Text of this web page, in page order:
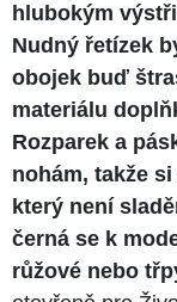
hlubokým
Nudný řetízek
obojek buď
materiálu
Rozparek a
nohám, takže
který není
černá se k
růžové nebo